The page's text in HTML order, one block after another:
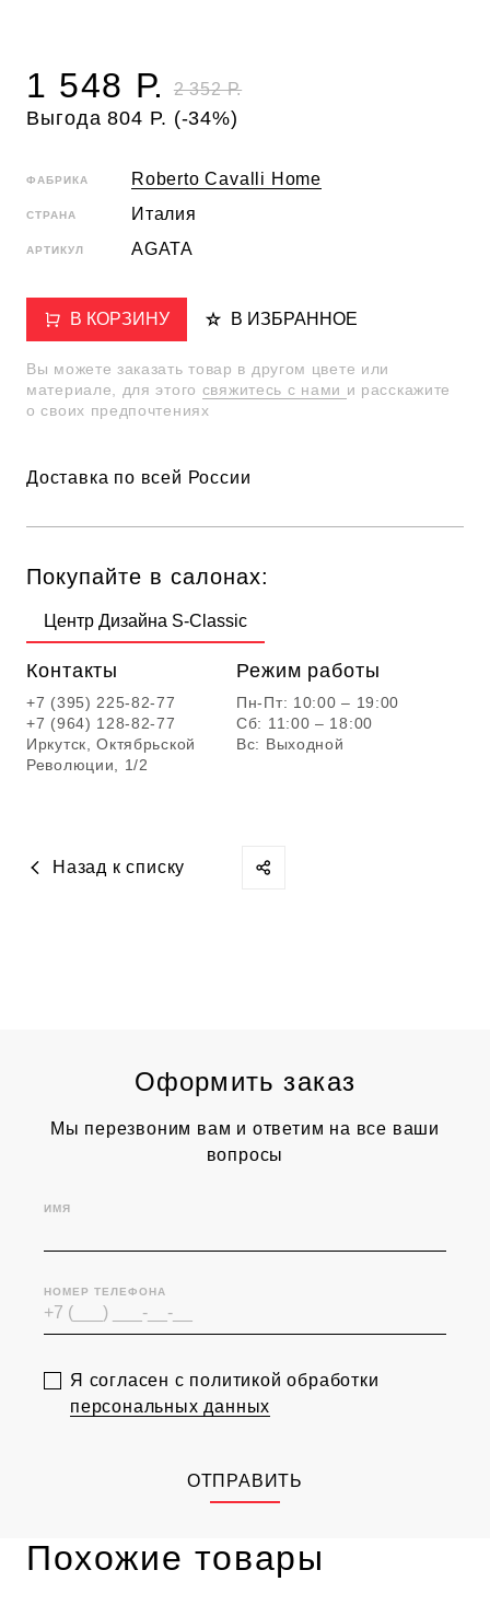
2 352 Р.
1 548 Р.
Выгода 804 Р. (-34%)
ФАБРИКА Roberto Cavalli Home
СТРАНА Италия
АРТИКУЛ AGATA
В КОРЗИНУ В ИЗБРАННОЕ
Вы можете заказать товар в другом цвете или
материале, для этого свяжитесь с нами и расскажите
о своих предпочтениях
Доставка по всей России
Покупайте в салонах:
Центр Дизайна S-Classic
Контакты
+7 (395) 225-82-77
+7 (964) 128-82-77
Иркутск, Октябрьской
Революции, 1/2
Режим работы
Пн-Пт: 10:00 – 19:00
Сб: 11:00 – 18:00
Вс: Выходной
Назад к списку
Оформить заказ
Мы перезвоним вам и ответим на все ваши
вопросы
ИМЯ
НОМЕР ТЕЛЕФОНА
Я согласен с политикой обработки
персональных данных
ОТПРАВИТЬ
Похожие товары